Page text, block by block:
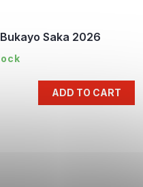
Saka 2026
ADD TO CART